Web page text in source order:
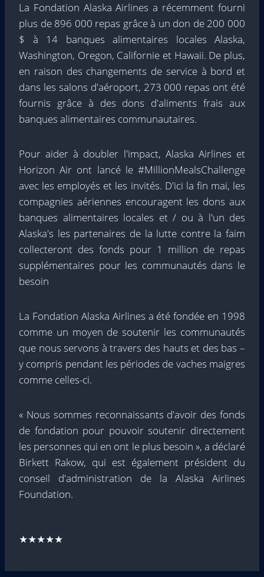
La Fondation Alaska Airlines a récemment fourni
plus de 896 000 repas grâce à un don de 200 000
$ à 14 banques alimentaires locales Alaska,
Washington, Oregon, Californie et Hawaii. De plus,
en raison des changements de service à bord et
dans les salons d'aéroport, 273 000 repas ont été
fournis grâce à des dons d'aliments frais aux
banques alimentaires communautaires.
Pour aider à doubler l'impact, Alaska Airlines et
Horizon Air ont lancé le #MillionMealsChallenge
avec les employés et les invités. D'ici la fin mai, les
compagnies aériennes encouragent les dons aux
banques alimentaires locales et / ou à l'un des
Alaska's les partenaires de la lutte contre la faim
collecteront des fonds pour 1 million de repas
supplémentaires pour les communautés dans le
besoin
La Fondation Alaska Airlines a été fondée en 1998
comme un moyen de soutenir les communautés
que nous servons à travers des hauts et des bas –
y compris pendant les périodes de vaches maigres
comme celles-ci.
« Nous sommes reconnaissants d'avoir des fonds
de fondation pour pouvoir soutenir directement
les personnes qui en ont le plus besoin », a déclaré
Birkett Rakow, qui est également président du
conseil d'administration de la Alaska Airlines
Foundation.
★★★★★